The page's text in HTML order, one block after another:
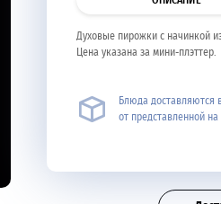
Духовые пирожки с начинкой
Цена указана за мини-плэттер.
Блюда доставляются
от представленной на